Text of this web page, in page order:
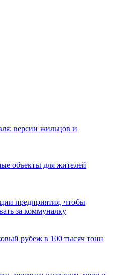
версии жильцов и
объекты для жителей
предприятия, чтобы
за коммуналку
рубеж в 100 тысяч тонн